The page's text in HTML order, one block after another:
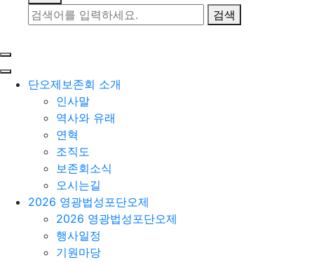
검색
사이트맵 열기
Toggle navigation
Menu단오제보존회 소개
인사말
역사와 유래
연혁
조직도
보존회소식
오시는길
2026 영광법성포단오제
2026 영광법성포단오제
행사일정
기원마당